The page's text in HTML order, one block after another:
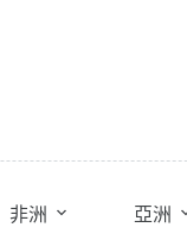
非洲 亞洲